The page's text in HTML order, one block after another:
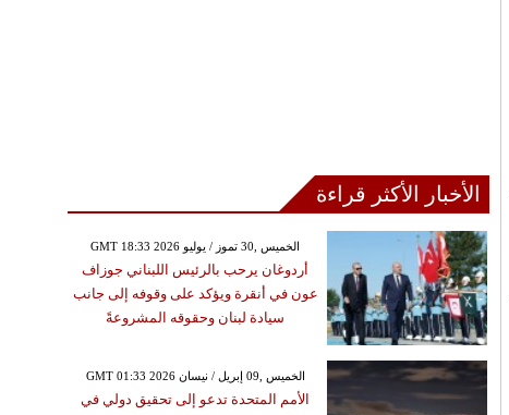
الأخبار الأكثر قراءة
GMT 18:33 2026 الخميس ,30 تموز / يوليو
أردوغان يرحب بالرئيس اللبناني جوزاف
عون في أنقرة ويؤكد على وقوفه إلى جانب
سيادة لبنان وحقوقه المشروعةً
GMT 01:33 2026 الخميس ,09 إبريل / نيسان
الأمم المتحدة تدعو إلى تحقيق دولي في